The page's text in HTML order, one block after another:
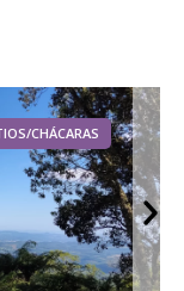
CHÁCARAS